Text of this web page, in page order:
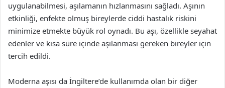
uygulanabilmesi, aşılamanın hızlanmasını sağladı. Aşının
etkinliği, enfekte olmuş bireylerde ciddi hastalık riskini
minimize etmekte büyük rol oynadı. Bu aşı, özellikle seyahat
edenler ve kısa süre içinde aşılanması gereken bireyler için
tercih edildi.
Moderna aşısı da İngiltere’de kullanımda olan bir diğer